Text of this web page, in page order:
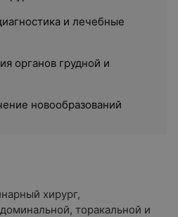
и лечебные
органов грудной и
новообразований
хирург,
торакальной и